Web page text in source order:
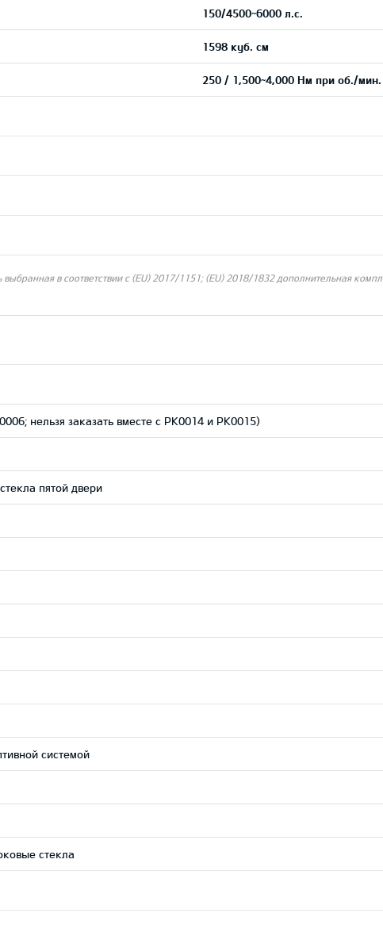
150/4500~6000 л.с.
1598 куб. см
250 / 1,500~4,000 Нм при об./мин.
в соответствии с (EU) 2017/1151; (EU) 2018/1832 дополнительная
нельзя заказать вместе с PK0014 и PK0015)
пятой двери
системой
стекла